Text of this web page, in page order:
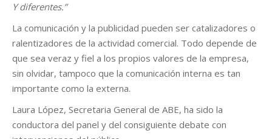
Y diferentes.”
La comunicación y la publicidad pueden ser catalizadores o
ralentizadores de la actividad comercial. Todo depende de
que sea veraz y fiel a los propios valores de la empresa,
sin olvidar, tampoco que la comunicación interna es tan
importante como la externa.
Laura López, Secretaria General de ABE, ha sido la
conductora del panel y del consiguiente debate con